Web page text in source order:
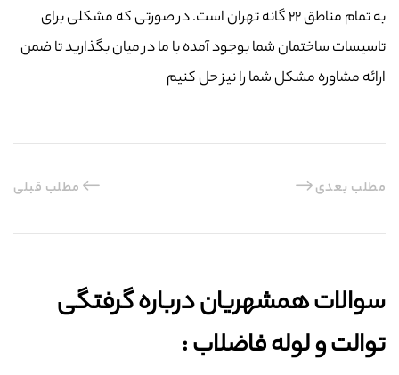
به تمام مناطق ۲۲ گانه تهران است. در صورتی که مشکلی برای
تاسیسات ساختمان شما بوجود آمده با ما در میان بگذارید تا ضمن
ارائه مشاوره مشکل شما را نیز حل کنیم
مطلب قبلی مطلب بعدی
سوالات همشهریان درباره گرفتگی
توالت و لوله فاضلاب :‌